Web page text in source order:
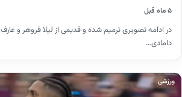
۵ ماه قبل
در ادامه تصویری ترمیم شده و قدیمی از لیلا فروهر و
دامادی…
ورزشی